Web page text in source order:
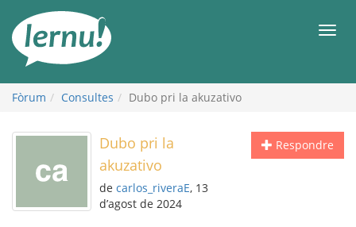
contingut
Fòrum Consultes Dubo pri la akuzativo
Respondre
Dubo pri la
akuzativo
de carlos_riveraE, 13
d’agost de 2024